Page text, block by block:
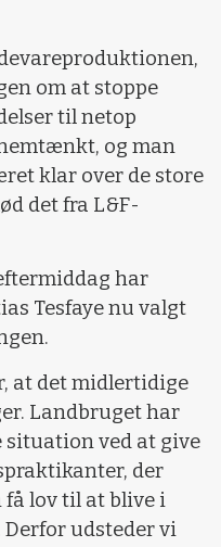
om at stoppe
til netop
og man
klar over de store
det fra L&F-
har
Tesfaye nu valgt
at det midlertidige
Landbruget har
situation ved at give
der
få lov til at blive i
udsteder vi